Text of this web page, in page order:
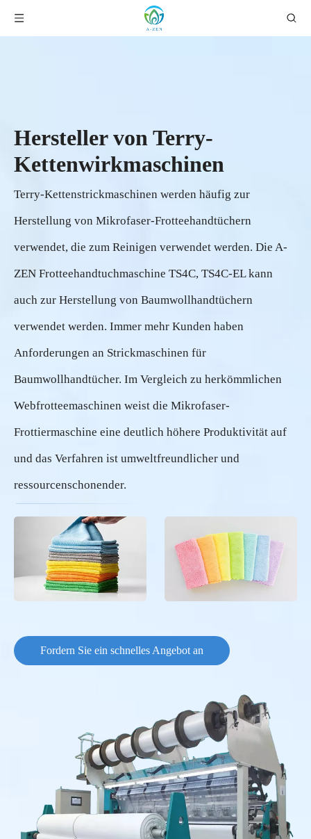
Hersteller von Terry-
Kettenwirkmaschinen
Terry-Kettenstrickmaschinen werden häufig zur
Herstellung von Mikrofaser-Frotteehandtüchern
verwendet, die zum Reinigen verwendet werden. Die A-
ZEN Frotteehandtuchmaschine TS4C, TS4C-EL kann
auch zur Herstellung von Baumwollhandtüchern
verwendet werden. Immer mehr Kunden haben
Anforderungen an Strickmaschinen für
Baumwollhandtücher. Im Vergleich zu herkömmlichen
Webfrotteemaschinen weist die Mikrofaser-
Frottiermaschine eine deutlich höhere Produktivität auf
und das Verfahren ist umweltfreundlicher und
ressourcenschonender.
Fordern Sie ein schnelles Angebot an